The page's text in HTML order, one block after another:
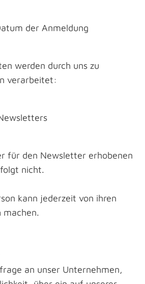
der Anmeldung
werden durch uns zu
verarbeitet:
für den Newsletter erhobenen
nicht.
kann jederzeit von ihren
machen.
an unser Unternehmen,